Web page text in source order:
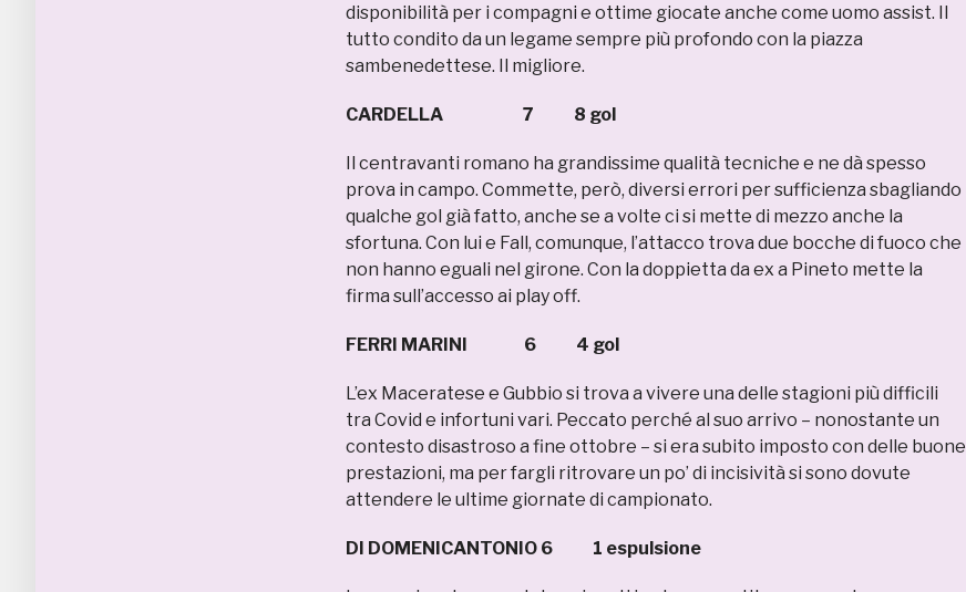
disponibilità per i compagni e ottime giocate anche come uomo assist. Il
tutto condito da un legame sempre più profondo con la piazza
sambenedettese. Il migliore.
CARDELLA 7 8 gol
Il centravanti romano ha grandissime qualità tecniche e ne dà spesso
prova in campo. Commette, però, diversi errori per sufficienza sbagliando
qualche gol già fatto, anche se a volte ci si mette di mezzo anche la
sfortuna. Con lui e Fall, comunque, l’attacco trova due bocche di fuoco che
non hanno eguali nel girone. Con la doppietta da ex a Pineto mette la
firma sull’accesso ai play off.
FERRI MARINI 6 4 gol
L’ex Maceratese e Gubbio si trova a vivere una delle stagioni più difficili
tra Covid e infortuni vari. Peccato perché al suo arrivo – nonostante un
contesto disastroso a fine ottobre – si era subito imposto con delle buone
prestazioni, ma per fargli ritrovare un po’ di incisività si sono dovute
attendere le ultime giornate di campionato.
DI DOMENICANTONIO 6 1 espulsione